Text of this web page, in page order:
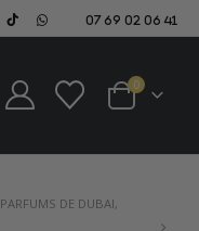
07 69 02 06 41
0
PARFUMS DE DUBAI,